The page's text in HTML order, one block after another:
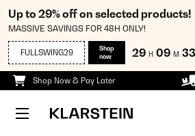
Up to 29% off on selected products!
MASSIVE SAVINGS FOR 48H ONLY!
FULLSWING29
Shop
now
29 H 09 M 31
Shop Now & Pay Later